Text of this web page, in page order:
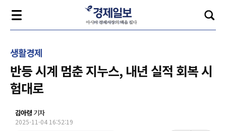
생활경제
반등 시계 멈춘 지누스, 내년 실적 회복 시
험대로
김아령 기자
2025-11-04 16:52:19